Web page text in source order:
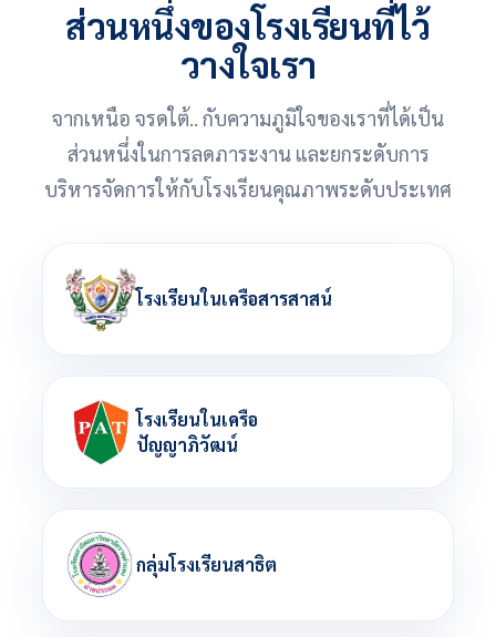
ส่วนหนึ่งของโรงเรียนที่ไว้
วางใจเรา
จากเหนือ จรดใต้.. กับความภูมิใจของเราที่ได้เป็น
ส่วนหนึ่งในการลดภาระงาน และยกระดับการ
บริหารจัดการให้กับโรงเรียนคุณภาพระดับประเทศ
โรงเรียนในเครือสารสาสน์
โรงเรียนในเครือ
ปัญญาภิวัฒน์
กลุ่มโรงเรียนสาธิต